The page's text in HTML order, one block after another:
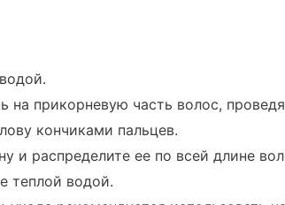
на прикорневую часть волос,
кончиками пальцев.
и распределите ее по всей длине
теплой водой.